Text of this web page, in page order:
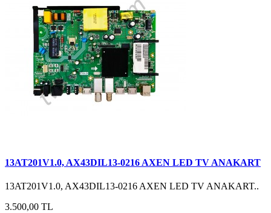
13AT201V1.0, AX43DIL13-0216 AXEN LED TV ANAKART
13AT201V1.0, AX43DIL13-0216 AXEN LED TV ANAKART..
3.500,00 TL